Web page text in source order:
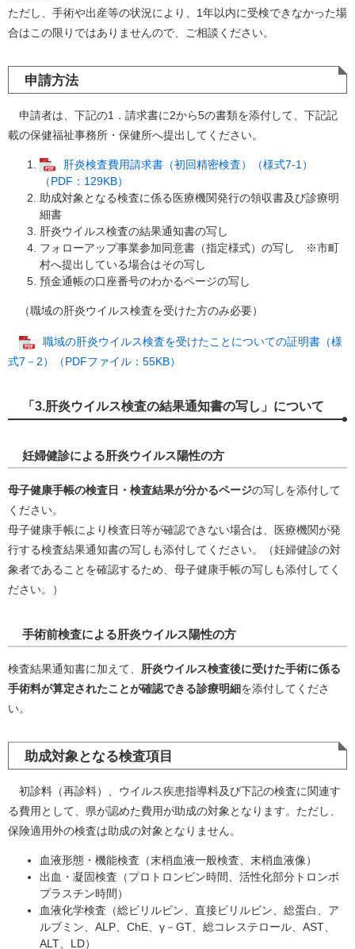
ただし、手術や出産等の状況により、1年以内に受検できなかった場
合はこの限りではありませんので、ご相談ください。
申請方法
申請者は、下記の1．請求書に2から5の書類を添付して、下記記
載の保健福祉事務所・保健所へ提出してください。
肝炎検査費用請求書（初回精密検査）（様式7‐1）
（PDF：129KB）
助成対象となる検査に係る医療機関発行の領収書及び診療明
細書
肝炎ウイルス検査の結果通知書の写し
フォローアップ事業参加同意書（指定様式）の写し ※市町
村へ提出している場合はその写し
預金通帳の口座番号のわかるページの写し
（職域の肝炎ウイルス検査を受けた方のみ必要）
職域の肝炎ウイルス検査を受けたことについての証明書（様
式7－2）（PDFファイル：55KB）
「3.肝炎ウイルス検査の結果通知書の写し」について
妊婦健診による肝炎ウイルス陽性の方
母子健康手帳の検査日・検査結果が分かるページの写しを添付して
ください。
母子健康手帳により検査日等が確認できない場合は、医療機関が発
行する検査結果通知書の写しも添付してください。（妊婦健診の対
象者であることを確認するため、母子健康手帳の写しも添付してく
ださい。）
手術前検査による肝炎ウイルス陽性の方
検査結果通知書に加えて、 肝炎ウイルス検査後に受けた手術に係る
手術料が算定されたことが確認できる診療明細を添付してくださ
い。
助成対象となる検査項目
初診料（再診料）、ウイルス疾患指導料及び下記の検査に関連す
る費用として、県が認めた費用が助成の対象となります。ただし、
保険適用外の検査は助成の対象となりません。
血液形態・機能検査（末梢血液一般検査、末梢血液像）
出血・凝固検査（プロトロンビン時間、活性化部分トロンボ
プラスチン時間）
血液化学検査（総ビリルビン、直接ビリルビン、総蛋白、ア
ルブミン、ALP、ChE、γ－GT、総コレステロール、AST、
ALT、LD）